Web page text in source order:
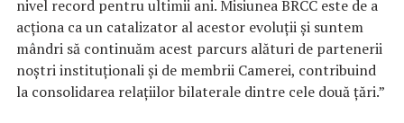
nivel record pentru ultimii ani. Misiunea BRCC este de a
acționa ca un catalizator al acestor evoluții și suntem
mândri să continuăm acest parcurs alături de partenerii
noștri instituționali și de membrii Camerei, contribuind
la consolidarea relațiilor bilaterale dintre cele două țări.”